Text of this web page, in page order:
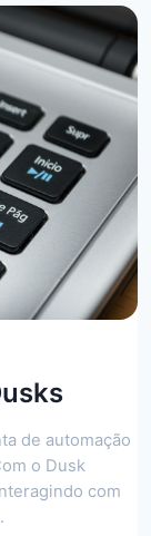
de automação
o Dusk
com